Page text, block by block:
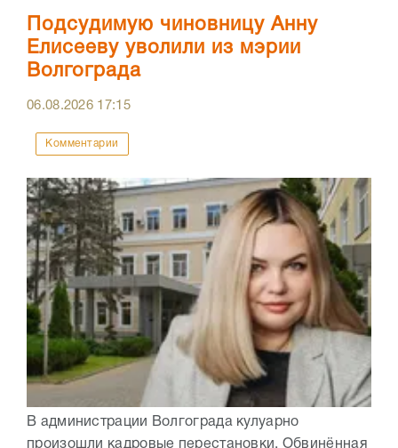
Подсудимую чиновницу Анну
Елисееву уволили из мэрии
Волгограда
06.08.2026 17:15
Комментарии
В администрации Волгограда кулуарно
произошли кадровые перестановки. Обвинённая